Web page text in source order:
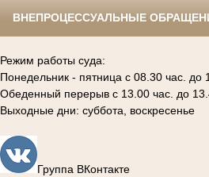
ВНЕПРОЦЕССУАЛЬНЫЕ
Режим работы суда:
Понедельник - пятница с 08.30 час. до
Обеденный перерыв с 13.00 час. до
Выходные дни: суббота, воскресенье
Группа ВКонтакте